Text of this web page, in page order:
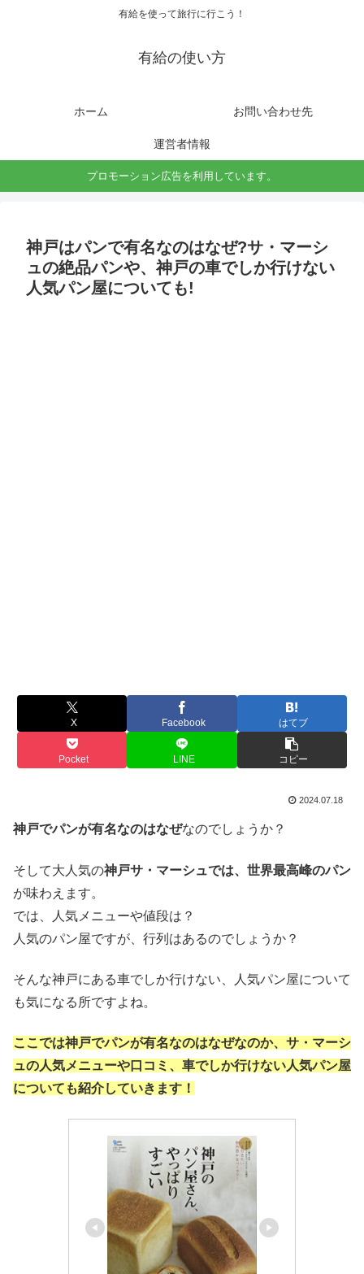
有給を使って旅行に行こう！
有給の使い方
ホーム お問い合わせ先
運営者情報
プロモーション広告を利用しています。
神戸はパンで有名なのはなぜ?サ・マーシ
ュの絶品パンや、神戸の車でしか行けない
人気パン屋についても!
X Facebook はてブ
Pocket LINE コピー
2024.07.18
神戸でパンが有名なのはなぜなのでしょうか？
そして大人気の神戸サ・マーシュでは、世界最高峰のパン
が味わえます。
では、人気メニューや値段は？
人気のパン屋ですが、行列はあるのでしょうか？
そんな神戸にある車でしか行けない、人気パン屋について
も気になる所ですよね。
ここでは神戸でパンが有名なのはなぜなのか、サ・マーシ
ュの人気メニューや口コミ、車でしか行けない人気パン屋
についても紹介していきます！